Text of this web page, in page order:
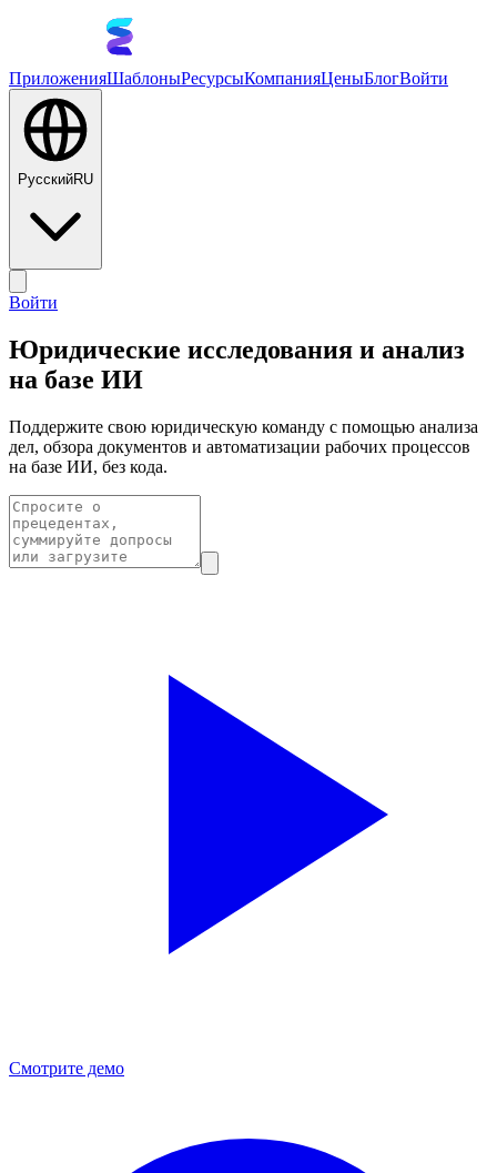
ПриложенияШаблоныРесурсыКомпанияЦеныБлогВойти
РусскийRU
Войти
Юридические исследования и анализ
на базе ИИ
Поддержите свою юридическую команду с помощью анализа
дел, обзора документов и автоматизации рабочих процессов
на базе ИИ, без кода.
Смотрите демо